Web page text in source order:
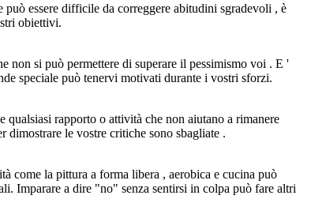
essere difficile da correggere abitudini sgradevoli , è
obiettivi.
non si può permettere di superare il pessimismo voi . E '
speciale può tenervi motivati ​​durante i vostri sforzi.
rapporto o attività che non aiutano a rimanere
le vostre critiche sono sbagliate .
come la pittura a forma libera , aerobica e cucina può
Imparare a dire "no" senza sentirsi in colpa può fare altri